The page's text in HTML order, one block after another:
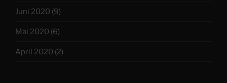
Juni 2020 (9)
Mai 2020 (6)
April 2020 (2)